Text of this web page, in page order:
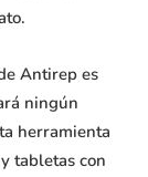
Antirep es
ningún
herramienta
tabletas con